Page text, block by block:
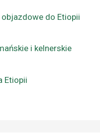
do Etiopii
i kelnerskie
Etiopii